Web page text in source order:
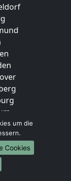
um die
Cookies